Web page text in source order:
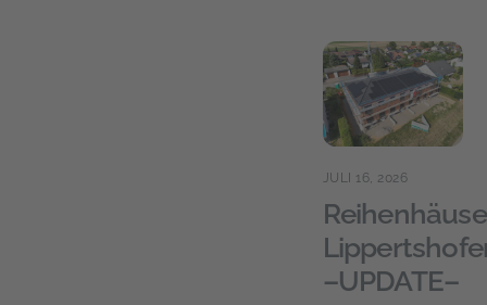
JULI 16, 2026
–UPDATE–